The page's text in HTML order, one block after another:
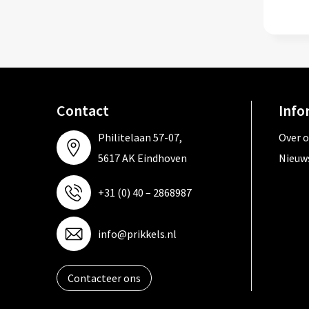
Contact
Philitelaan 57-07,
5617 AK Eindhoven
+31 (0) 40 – 2868987
info@prikkels.nl
Contacteer ons
Over